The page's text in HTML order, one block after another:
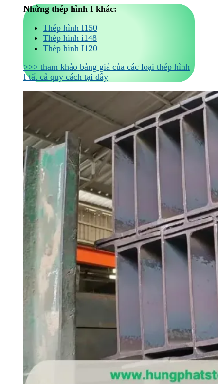
Những thép hình I khác:
Thép hình I150
Thép hình i148
Thép hình I120
>>> tham khảo bảng giá của các loại thép hình
I tất cả quy cách tại đây